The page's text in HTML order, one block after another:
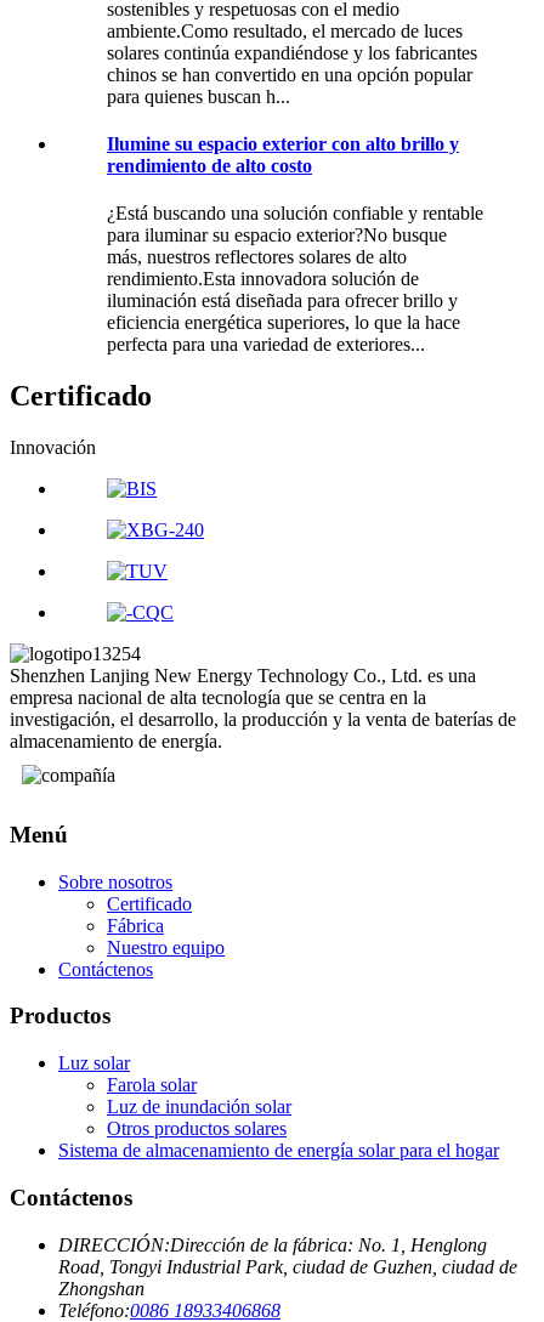
sostenibles y respetuosas con el medio
ambiente.Como resultado, el mercado de luces
solares continúa expandiéndose y los fabricantes
chinos se han convertido en una opción popular
para quienes buscan h...
Ilumine su espacio exterior con alto brillo y
rendimiento de alto costo
¿Está buscando una solución confiable y rentable
para iluminar su espacio exterior?No busque
más, nuestros reflectores solares de alto
rendimiento.Esta innovadora solución de
iluminación está diseñada para ofrecer brillo y
eficiencia energética superiores, lo que la hace
perfecta para una variedad de exteriores...
Certificado
Innovación
Shenzhen Lanjing New Energy Technology Co., Ltd. es una
empresa nacional de alta tecnología que se centra en la
investigación, el desarrollo, la producción y la venta de baterías de
almacenamiento de energía.
Menú
Sobre nosotros
Certificado
Fábrica
Nuestro equipo
Contáctenos
Productos
Luz solar
Farola solar
Luz de inundación solar
Otros productos solares
Sistema de almacenamiento de energía solar para el hogar
Contáctenos
DIRECCIÓN:Dirección de la fábrica: No. 1, Henglong
Road, Tongyi Industrial Park, ciudad de Guzhen, ciudad de
Zhongshan
Teléfono:0086 18933406868